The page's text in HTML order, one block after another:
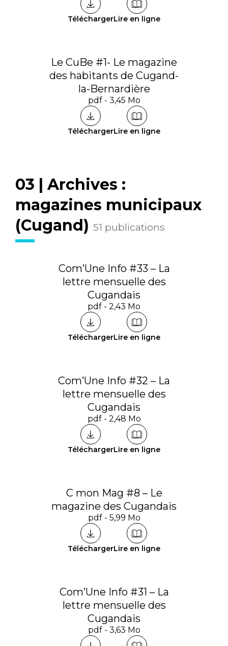
TéléchargerLire en ligne
Le CuBe #1- Le magazine
des habitants de Cugand-
la-Bernardière
pdf - 3,45 Mo
TéléchargerLire en ligne
03 | Archives :
magazines municipaux
(Cugand) 51 publications
Com’Une Info #33 – La
lettre mensuelle des
Cugandais
pdf - 2,43 Mo
TéléchargerLire en ligne
Com’Une Info #32 – La
lettre mensuelle des
Cugandais
pdf - 2,48 Mo
TéléchargerLire en ligne
C mon Mag #8 – Le
magazine des Cugandais
pdf - 5,99 Mo
TéléchargerLire en ligne
Com’Une Info #31 – La
lettre mensuelle des
Cugandais
pdf - 3,63 Mo